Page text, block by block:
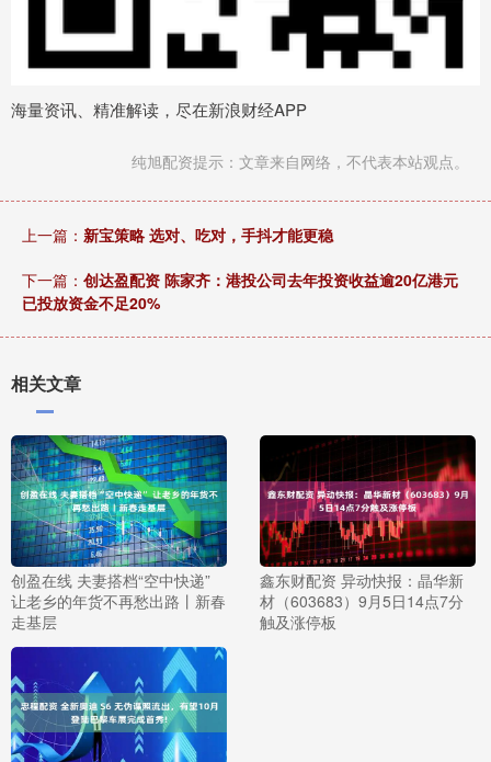
海量资讯、精准解读，尽在新浪财经APP
纯旭配资提示：文章来自网络，不代表本站观点。
上一篇： 新宝策略 选对、吃对，手抖才能更稳
下一篇： 创达盈配资 陈家齐：港投公司去年投资收益逾20亿港元
已投放资金不足20%
相关文章
创盈在线 夫妻搭档“空中快递”
让老乡的年货不再愁出路丨新春
走基层
鑫东财配资 异动快报：晶华新
材（603683）9月5日14点7分
触及涨停板